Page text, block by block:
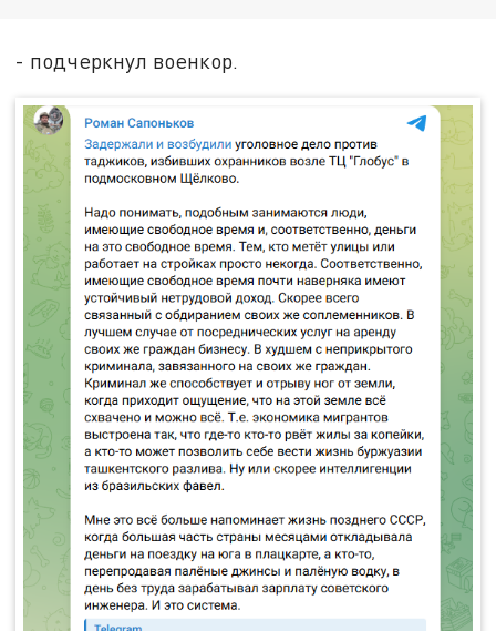
- подчеркнул военкор.